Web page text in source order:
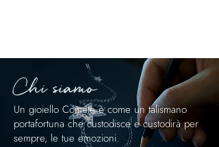
Chi siamo
Un gioiello Comete è come un talismano
portafortuna che custodisce e custodirà per
sempre, le tue emozioni.